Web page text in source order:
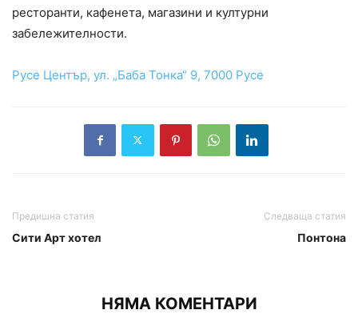
ресторанти, кафенета, магазини и културни
забележителности.
Русе Център, ул. „Баба Тонка“ 9, 7000 Русе
Предишна статия
Сити Арт хотел
Следваща статия
Понтона
НЯМА КОМЕНТАРИ